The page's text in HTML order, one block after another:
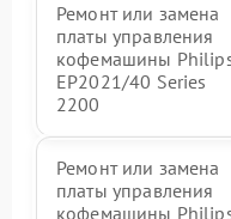
Ремонт или замена
платы управления
кофемашины
EP2021/40 Series
2200
Ремонт или замена
платы управления
кофемашины